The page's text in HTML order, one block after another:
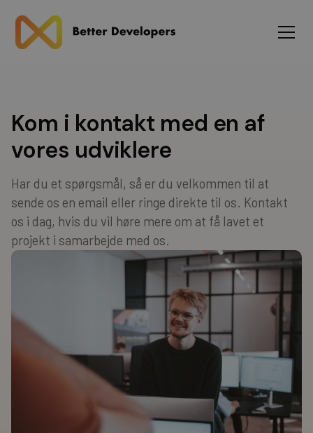
Kom i kontakt med en af
vores udviklere
Har du et spørgsmål, så er du velkommen til at
sende os en email eller ringe direkte til os. Kontakt
os i dag, hvis du vil høre mere om at få lavet et
projekt i samarbejde med os.